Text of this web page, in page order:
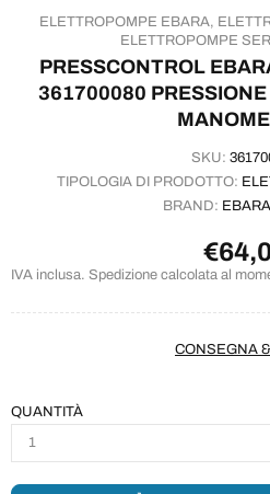
ELETTROPOMPE EBARA,
ELETTROPOMPE
PRESSCONTROL
361700080
SKU:
TIPOLOGIA DI PRODOTTO:
BRAND:
IVA inclusa. Spedizione calcolata al
CONSEGNA
QUANTITÀ